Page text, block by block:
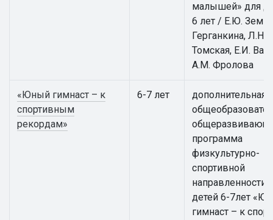
малышей» для
6 лет / Е.Ю.
Герганкина, Л.Н.
Томская, Е.И.
А.М. Фролова
«Юный гимнаст – к
спортивным
рекордам»
6-7 лет
дополнительная
программа
физкультурно-
спортивной
направленности
детей 6-7лет
гимнаст – к